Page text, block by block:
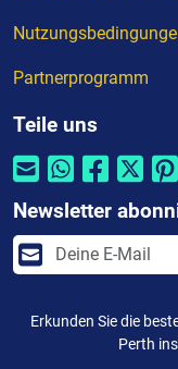
Partnerprogramm
Teile uns
Newsletter
Erkunden Sie die
Perth